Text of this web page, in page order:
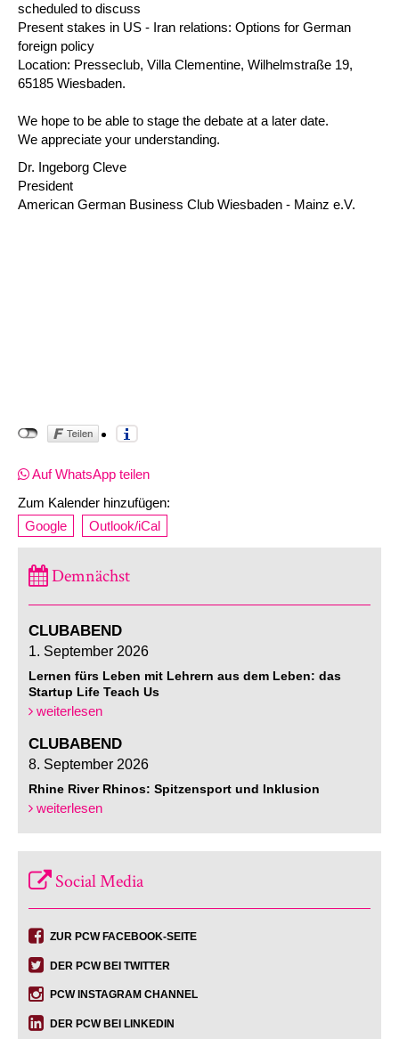
scheduled to discuss
Present stakes in US - Iran relations: Options for German
foreign policy
Location: Presseclub, Villa Clementine, Wilhelmstraße 19,
65185 Wiesbaden.
We hope to be able to stage the debate at a later date.
We appreciate your understanding.
Dr. Ingeborg Cleve
President
American German Business Club Wiesbaden - Mainz e.V.
Auf WhatsApp teilen
Zum Kalender hinzufügen:
Google
Outlook/iCal
Demnächst
CLUBABEND
1. September 2026
Lernen fürs Leben mit Lehrern aus dem Leben: das
Startup Life Teach Us
weiterlesen
CLUBABEND
8. September 2026
Rhine River Rhinos: Spitzensport und Inklusion
weiterlesen
Social Media
ZUR PCW FACEBOOK-SEITE
DER PCW BEI TWITTER
PCW INSTAGRAM CHANNEL
DER PCW BEI LINKEDIN